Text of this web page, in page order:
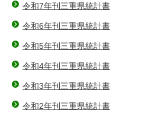
令和7年刊三重県統計書
令和6年刊三重県統計書
令和5年刊三重県統計書
令和4年刊三重県統計書
令和3年刊三重県統計書
令和2年刊三重県統計書